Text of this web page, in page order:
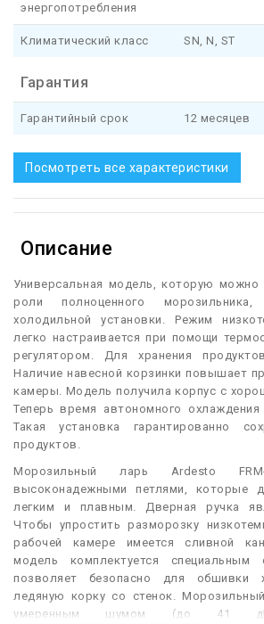
энергопотребления
Климатический класс SN, N, ST
Гарантия
Гарантийный срок 12 месяцев
Посмотреть все характеристики
Описание
Универсальная модель, которую можно
роли полноценного
холодильной установки. Режим
легко настраивается при помощи
регулятором. Для хранения
Наличие навесной корзинки повышает
камеры. Модель получила корпус с
Теперь время автономного
Такая установка гарантированно
продуктов.
Морозильный ларь Ardesto FRM-
высоконадежными петлями, которые
легким и плавным. Дверная ручка
Чтобы упростить разморозку
рабочей камере имеется сливной
модель комплектуется специальным
позволяет безопасно для обшивки
ледяную корку со стенок.
умеренным шумом (до 41